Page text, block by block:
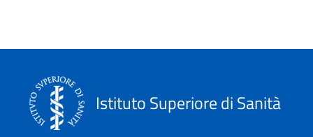
Istituto Superiore di Sanità